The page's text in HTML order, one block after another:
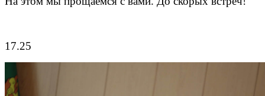
17.25